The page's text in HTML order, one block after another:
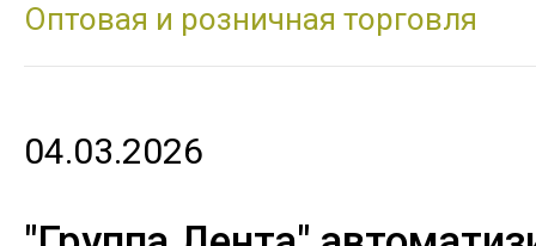
Оптовая и розничная торговля
04.03.2026